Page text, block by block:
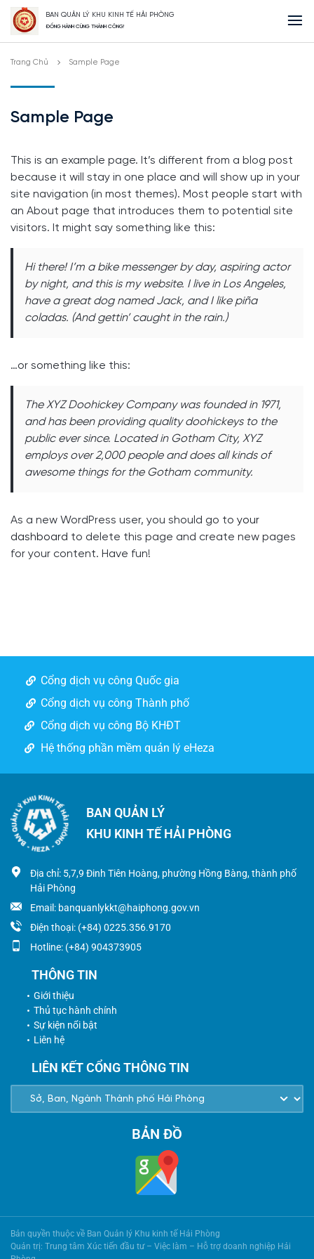
BAN QUẢN LÝ KHU KINH TẾ HẢI PHÒNG
ĐỒNG HÀNH CÙNG THÀNH CÔNG!
Trang Chủ Sample Page
Sample Page
This is an example page. It’s different from a blog post
because it will stay in one place and will show up in your
site navigation (in most themes). Most people start with
an About page that introduces them to potential site
visitors. It might say something like this:
Hi there! I’m a bike messenger by day, aspiring actor
by night, and this is my website. I live in Los Angeles,
have a great dog named Jack, and I like piña
coladas. (And gettin’ caught in the rain.)
…or something like this:
The XYZ Doohickey Company was founded in 1971,
and has been providing quality doohickeys to the
public ever since. Located in Gotham City, XYZ
employs over 2,000 people and does all kinds of
awesome things for the Gotham community.
As a new WordPress user, you should go to your
dashboard to delete this page and create new pages
for your content. Have fun!
Cổng dịch vụ công Quốc gia
Cổng dịch vụ công Thành phố
Cổng dịch vụ công Bộ KHĐT
Hệ thống phần mềm quản lý eHeza
BAN QUẢN LÝ
KHU KINH TẾ HẢI PHÒNG
Địa chỉ: 5,7,9 Đinh Tiên Hoàng, phường Hồng Bàng, thành phố
Hải Phòng
Email: banquanlykkt@haiphong.gov.vn
Điện thoại: (+84) 0225.356.9170
Hotline: (+84) 904373905
THÔNG TIN
Giới thiệu
Thủ tục hành chính
Sự kiện nổi bật
Liên hệ
LIÊN KẾT CỔNG THÔNG TIN
BẢN ĐỒ
Bản quyền thuộc về Ban Quản lý Khu kinh tế Hải Phòng
Quản trị: Trung tâm Xúc tiến đầu tư – Việc làm – Hỗ trợ doanh nghiệp Hải